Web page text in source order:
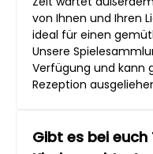
von Ihnen und Ihren
ideal für einen
Unsere
Verfügung und kann
Rezeption
Gibt es bei